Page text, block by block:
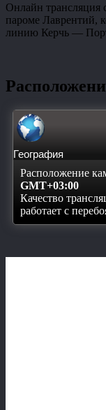
Онлайн трансляция
пароме Лаврентий,
линию Керчь —
География
Расположение
GMT+03:00
Качество
работает с